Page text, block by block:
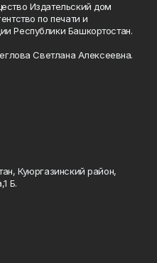
Издательский дом
по печати и
Республики Башкортостан.
Светлана Алексеевна.
Куюргазинский район,
Б.